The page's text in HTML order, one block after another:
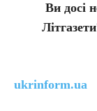
Ви досі
ukrinform.ua